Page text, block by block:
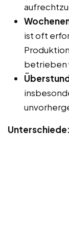
ist oft
betrieben
Unterschiede: